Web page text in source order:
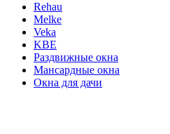
Rehau
Melke
Veka
KBE
Раздвижные окна
Мансардные окна
Окна для дачи